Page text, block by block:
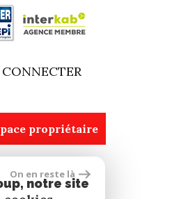
CONNECTER
propriétaire
site réalisé par
On en reste là
notre site